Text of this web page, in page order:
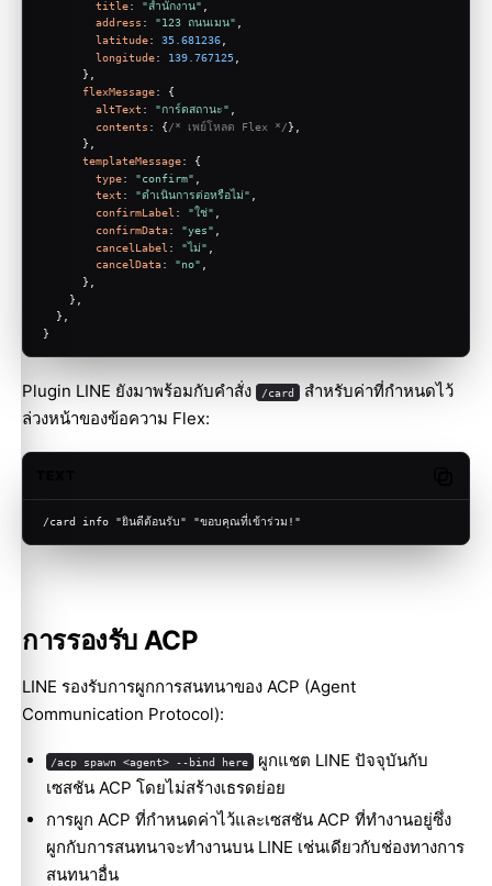
title: "สำนักงาน"
address : "123 ถนนเมน"
latitude: 35.681236
longitude: 139.767125
      },
flexMessage: {
altText : "การ์ดสถานะ"
contents : {/* เพย์โหลด Flex */},
      },
templateMessage: {
type: "confirm"
text : "ดำเนินการต่อหรือไม่" ,
confirmLabel : "ใช่"
confirmData: "yes"
cancelLabel : "ไม่"
cancelData: "no"
      },
    },
  },
}
Plugin LINE ยังมาพร้อมกับคำสั่ง /card สำหรับค่าที่กำหนดไว้
ล่วงหน้าของข้อความ Flex:
/card info "ยินดีต้อนรับ" "ขอบคุณที่เข้าร่วม!"
การรองรับ ACP
LINE รองรับการผูกการสนทนาของ ACP (Agent
Communication Protocol):
/acp spawn <agent> --bind here
ผูกแชต LINE ปัจจุบันกับ
เซสชัน ACP โดยไม่สร้างเธรดย่อย
การผูก ACP ที่กำหนดค่าไว้และเซสชัน ACP ที่ทำงานอยู่ซึ่ง
ผูกกับการสนทนาจะทำงานบน LINE เช่นเดียวกับช่องทางการ
สนทนาอื่น